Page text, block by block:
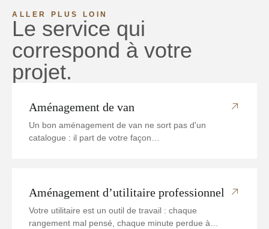
ALLER PLUS LOIN
Le service qui
correspond à votre
projet.
Aménagement de van
Un bon aménagement de van ne sort pas d'un
catalogue : il part de votre façon…
Aménagement d’utilitaire professionnel
Votre utilitaire est un outil de travail : chaque
rangement mal pensé, chaque minute perdue à…